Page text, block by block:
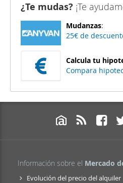
¿Te mudas? ¡Te
Mudanzas:
25€ de
Calcula tu
Compara
Información sobre el Mercado
Evolución del precio del alquiler